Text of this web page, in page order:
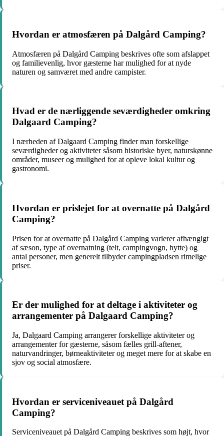
Hvordan er atmosfæren på Dalgård Camping?
Atmosfæren på Dalgård Camping beskrives ofte som afslappet
og familievenlig, hvor gæsterne har mulighed for at nyde
naturen og samværet med andre campister.
Hvad er de nærliggende seværdigheder omkring
Dalgaard Camping?
I nærheden af Dalgaard Camping finder man forskellige
seværdigheder og aktiviteter såsom historiske byer, naturskønne
områder, museer og mulighed for at opleve lokal kultur og
gastronomi.
Hvordan er prislejet for at overnatte på Dalgård
Camping?
Prisen for at overnatte på Dalgård Camping varierer afhængigt
af sæson, type af overnatning (telt, campingvogn, hytte) og
antal personer, men generelt tilbyder campingpladsen rimelige
priser.
Er der mulighed for at deltage i aktiviteter og
arrangementer på Dalgaard Camping?
Ja, Dalgaard Camping arrangerer forskellige aktiviteter og
arrangementer for gæsterne, såsom fælles grill-aftener,
naturvandringer, børneaktiviteter og meget mere for at skabe en
sjov og social atmosfære.
Hvordan er serviceniveauet på Dalgård
Camping?
Serviceniveauet på Dalgård Camping beskrives som højt, hvor